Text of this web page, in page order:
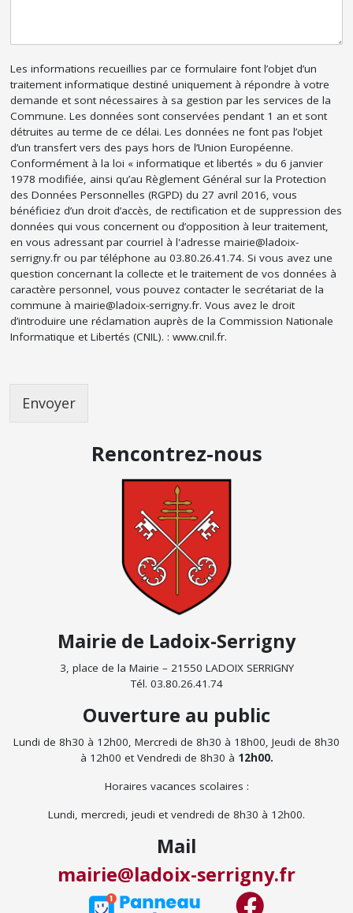
Les informations recueillies par ce formulaire font l’objet d’un
traitement informatique destiné uniquement à répondre à votre
demande et sont nécessaires à sa gestion par les services de la
Commune. Les données sont conservées pendant 1 an et sont
détruites au terme de ce délai. Les données ne font pas l’objet
d’un transfert vers des pays hors de l’Union Européenne.
Conformément à la loi « informatique et libertés » du 6 janvier
1978 modifiée, ainsi qu’au Règlement Général sur la Protection
des Données Personnelles (RGPD) du 27 avril 2016, vous
bénéficiez d’un droit d’accès, de rectification et de suppression des
données qui vous concernent ou d’opposition à leur traitement,
en vous adressant par courriel à l'adresse mairie@ladoix-
serrigny.fr ou par téléphone au 03.80.26.41.74. Si vous avez une
question concernant la collecte et le traitement de vos données à
caractère personnel, vous pouvez contacter le secrétariat de la
commune à mairie@ladoix-serrigny.fr. Vous avez le droit
d’introduire une réclamation auprès de la Commission Nationale
Informatique et Libertés (CNIL). : www.cnil.fr.
Envoyer
Rencontrez-nous
Mairie de Ladoix-Serrigny
3, place de la Mairie – 21550 LADOIX SERRIGNY
Tél. 03.80.26.41.74
Ouverture au public
Lundi de 8h30 à 12h00, Mercredi de 8h30 à 18h00, Jeudi de 8h30
à 12h00 et Vendredi de 8h30 à 12h00.
Horaires vacances scolaires :
Lundi, mercredi, jeudi et vendredi de 8h30 à 12h00.
Mail
mairie@ladoix-serrigny.fr